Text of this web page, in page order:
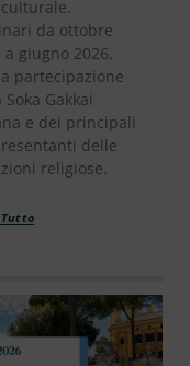
da ottobre
a giugno 2026,
partecipazione
Gakkai
e dei principali
delle
religiose.
Tutto